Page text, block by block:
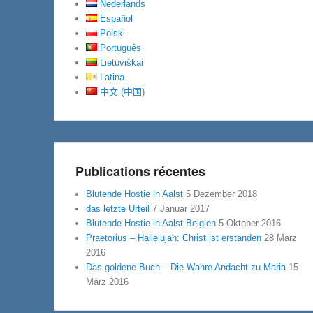
Nederlands
Español
Polski
Português
Lietuviškai
Latina
中文 (中国)
Publications récentes
Blutende Hostie in Aalst 5 Dezember 2018
das letzte Urteil 7 Januar 2017
Blutende Hostie in Aalst Belgien 5 Oktober 2016
Praetorius – Hallelujah: Christ ist erstanden 28 März
2016
Das goldene Buch – Die Wahre Andacht zu Maria 15
März 2016